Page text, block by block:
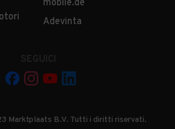
mobile.de
Adevinta
Marktplaats B.V. Tutti i diritti riservati.